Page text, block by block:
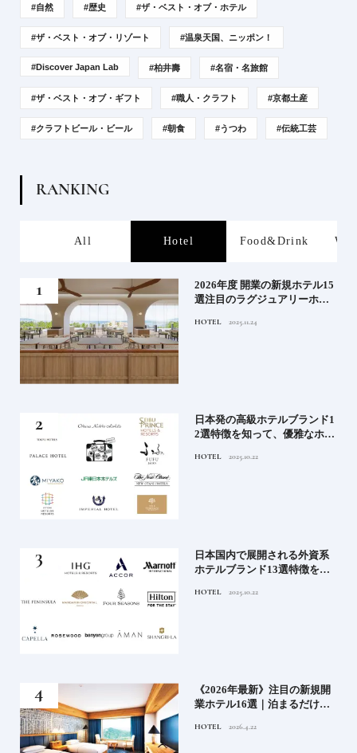
#自然 #歴史 #ザ・ベスト・オブ・ホテル
#ザ・ベスト・オブ・リゾート #温泉天国、ニッポン！
#Discover Japan Lab #柏井壽 #名宿・名旅館
#ザ・ベスト・オブ・ギフト #職人・クラフト #京都土産
#クラフトビール・ビール #朝食 #うつわ #伝統工芸
RANKING
All Hotel Food&Drink
2026年度 開業の新規ホテル15
選注目のラグジュアリーホテ
ィホテルまでご紹介【前編】
HOTEL 2025.11.24
日本発の高級ホテルブランド1
2選特徴を知って、優雅なホテ
ンド大解剖①
HOTEL 2025.10.22
日本国内で展開される外資系
ホテルブランド13選特徴を知
満喫｜ホテルブランド大解剖
HOTEL 2025.10.22
《2026年最新》注目の新規開
業ホテル16選｜泊まるだけで
ル
HOTEL 2026.4.22